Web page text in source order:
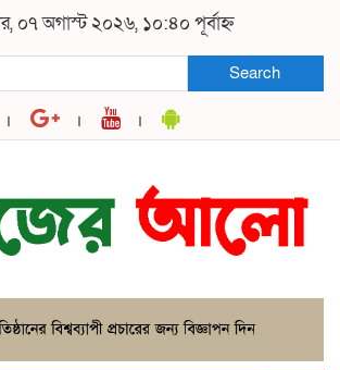
০৭ অগাস্ট ২০২৬, ১০:৪০ পূর্বাহ্ন
Search